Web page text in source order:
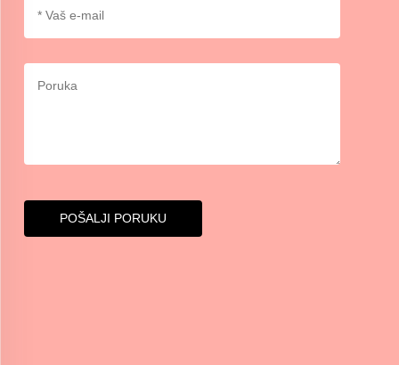
POŠALJI PORUKU